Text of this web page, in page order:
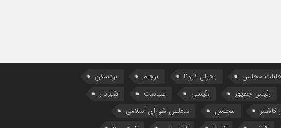
مجلس بحران کرونا برجام
بردسکن
رئیس جمهور رئیسی سیاست
شهردار
کاشمر مجلس
مجلس شورای اسلامی